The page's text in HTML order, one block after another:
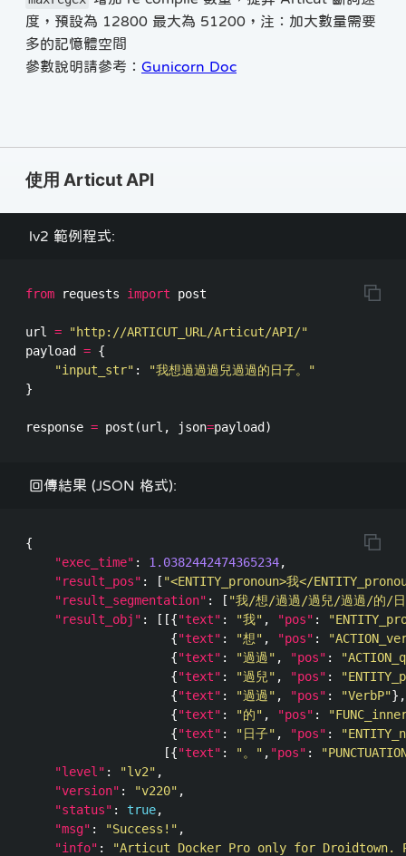
度，預設為 12800 最大為 51200，注：加大數量需要
多的記憶體空間
參數說明請參考： Gunicorn Doc
使用 Articut API
lv2 範例程式:
from requests import post
url =
"http://ARTICUT_URL/Articut/API/"
payload
= {
"input_str" :
"我想過過過兒過過的日子。"
}
response = post (url , json=payload )
回傳結果 (JSON 格式):
{
"exec_time" : 1.0382442474365234,
"result_pos" : [ "<ENTITY_pronoun>我</
"result_segmentation" : [ "我/想/過過/過兒/過過/的/
"result_obj" : [[{"text" : "我" , "pos" :
{"text" : "想" , "pos" :
{"text" : "過過" , "pos" :
{"text" : "過兒" , "pos" :
{"text" : "過過" , "pos" : "VerbP"},
{"text" : "的" , "pos" :
{"text" : "日子" , "pos" :
[{"text" : "。" , "pos" :
"level" : "lv2" ,
"version" : "v220" ,
"status" : true,
"msg" : "Success!" ,
"info" :
"Articut Docker Pro only for Droidtown.